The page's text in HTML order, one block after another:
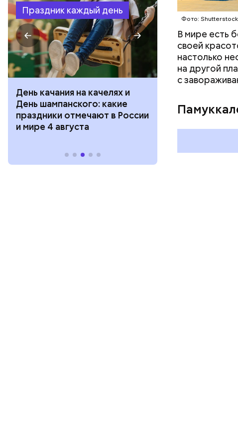
Праздник каждый день
День качания на качелях и
День шампанского: какие
праздники отмечают в России
и мире 4 августа
с зеркалом:
отмечают в
августа
Фото: Shutterstock
В мире есть
своей
настолько
на другой
с